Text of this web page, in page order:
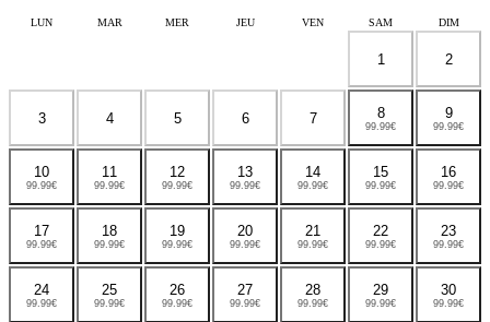
LUN MAR MER JEU VEN SAM DIM
1 2
3 4 5 6 7 8
99.99€
9
99.99€
10
99.99€
11
99.99€
12
99.99€
13
99.99€
14
99.99€
15
99.99€
16
99.99€
17
99.99€
18
99.99€
19
99.99€
20
99.99€
21
99.99€
22
99.99€
23
99.99€
24
99.99€
25
99.99€
26
99.99€
27
99.99€
28
99.99€
29
99.99€
30
99.99€